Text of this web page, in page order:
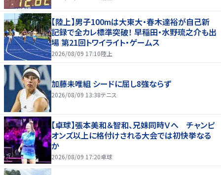
【陸上】男子100mは大東大・春木達裕が自己新
記録で全カレ標準突破！ 早稲田・水野琉之介も出
場 第21回トワイライト・ゲームス
2026/08/09 17:10陸上
加藤未唯組 シードに屈し8強ならず
2026/08/09 13:38テニス
【卓球】張本美和＆智和、兄妹同時Ｖへ チャンピ
オンズ以上に格付けされる大会では初快挙なる
か
2026/08/09 17:20卓球